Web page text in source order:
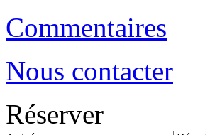
Commentaires
Nous contacter
Réserver